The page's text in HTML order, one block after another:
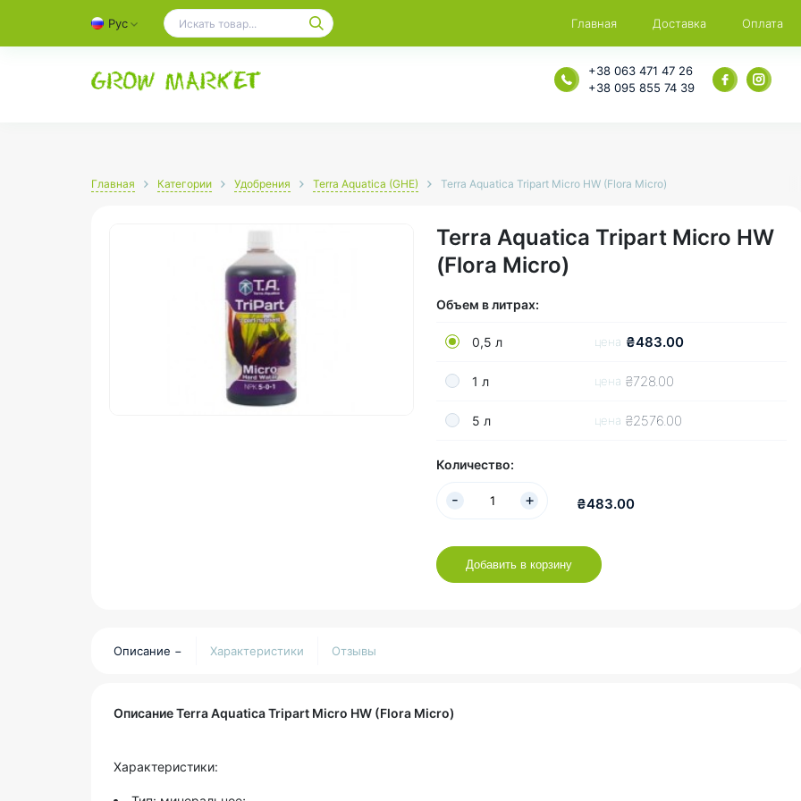
Рус Главная Доставка Оплата
+38 063 471 47 26
+38 095 855 74 39
Главная Категории Удобрения Terra Aquatica (GHE) Terra Aquatica Tripart Micro HW (Flora Micro)
Terra Aquatica Tripart Micro HW
(Flora Micro)
Объем в литрах:
0,5 л цена ₴483.00
1 л цена ₴728.00
5 л цена ₴2576.00
Количество:
₴483.00
Добавить в корзину
Описание Характеристики Отзывы
Описание Terra Aquatica Tripart Micro HW (Flora Micro)
Характеристики: